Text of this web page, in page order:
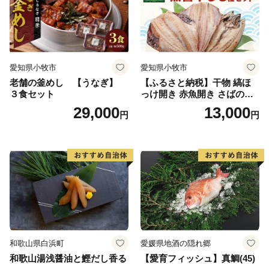
愛知県小牧市
老舗の釜めし 【うなぎ】
３食セット
29,000円
愛知県小牧市
【ふるさと納税】干物 縞ほ
っけ開き 赤魚開き さばの開
き 魚醤干し 3種 セット 詰め
合わせ 魚 おかず 肉厚 おいし
取り寄せグルメ 魚醤 ナンプ
ラー 愛知県 小牧市 冷凍 送料
無料
13,000円
和歌山県白浜町
和歌山湯浅醤油と鰹だし香る
愛媛県地酒の隠れ郷
【愛育フィッシュ】真鯛(45)